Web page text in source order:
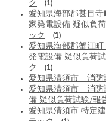
ク
(1)
愛知県海部郡甚目
家発電設備 疑似負
ック
(1)
愛知県海部郡蟹江
発電設備 疑似負荷
ク
(1)
愛知県清須市 消防
愛知県清須市 消防
備 疑似負荷試験/報
愛知県清須市 特定